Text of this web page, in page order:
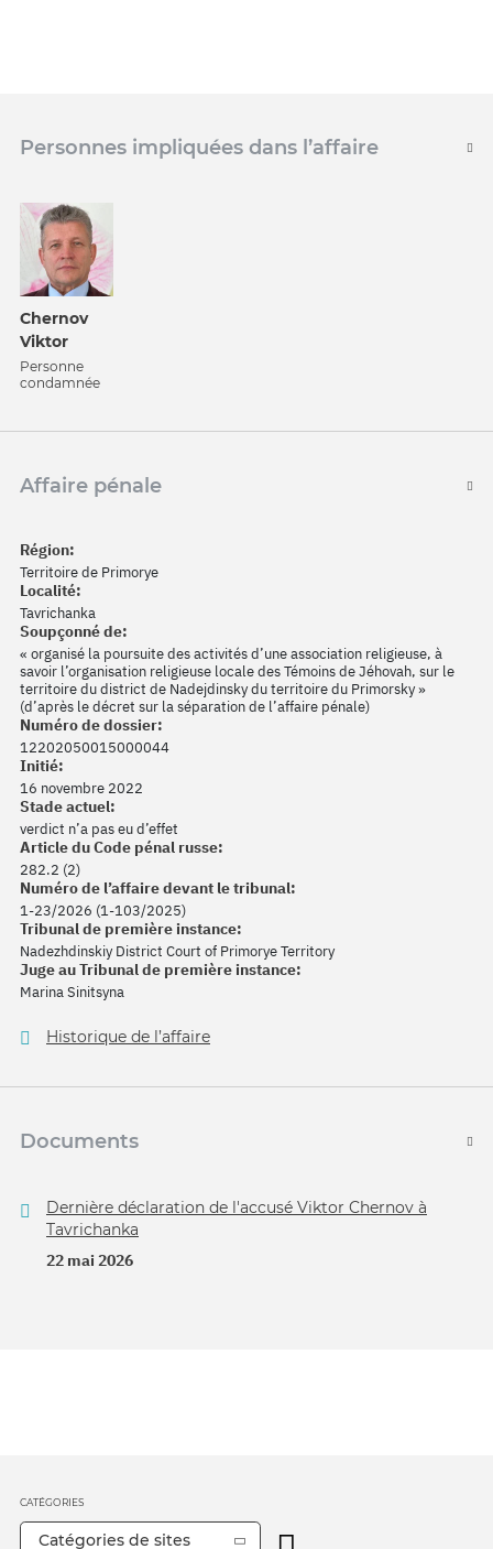
Personnes impliquées dans l’affaire
Chernov
Viktor
Personne
condamnée
Affaire pénale
Région:
Territoire de Primorye
Localité:
Tavrichanka
Soupçonné de:
« organisé la poursuite des activités d’une association religieuse, à
savoir l’organisation religieuse locale des Témoins de Jéhovah, sur le
territoire du district de Nadejdinsky du territoire du Primorsky »
(d’après le décret sur la séparation de l’affaire pénale)
Numéro de dossier:
12202050015000044
Initié:
16 novembre 2022
Stade actuel:
verdict n’a pas eu d’effet
Article du Code pénal russe:
282.2 (2)
Numéro de l’affaire devant le tribunal:
1-23/2026 (1-103/2025)
Tribunal de première instance:
Nadezhdinskiy District Court of Primorye Territory
Juge au Tribunal de première instance:
Marina Sinitsyna
Historique de l’affaire
Documents
Dernière déclaration de l'accusé Viktor Chernov à
Tavrichanka
22 mai 2026
CATÉGORIES
Catégories de sites